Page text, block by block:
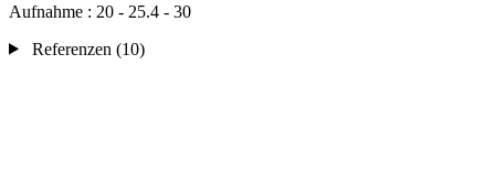
Aufnahme : 20 - 25.4 - 30
Referenzen (10)